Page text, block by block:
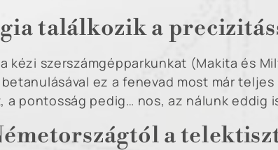
találkozik a
szerszámgépparkunkat (Makita és
ez a fenevad most már
pontosság pedig… nos, az nálunk eddig
a